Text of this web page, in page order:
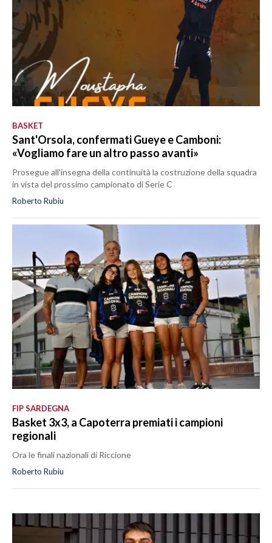
BASKET
Sant'Orsola, confermati Gueye e Camboni:
«Vogliamo fare un altro passo avanti»
Prosegue all'insegna della continuità la costruzione della squadra
in vista del prossimo campionato di Serie C
Roberto Rubiu
FIP SARDEGNA
Basket 3x3, a Capoterra premiati i campioni
regionali
Ora le finali nazionali di Riccione
Roberto Rubiu